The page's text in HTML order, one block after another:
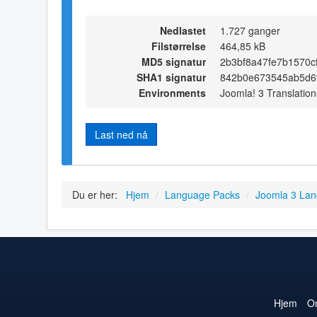
Nedlastet
1.727 ganger
Filstørrelse
464,85 kB
MD5 signatur
SHA1 signatur
Environments
Joomla! 3
Last ned nå
Du er her: Hjem / Language Packs / Joomla 3
Hjem